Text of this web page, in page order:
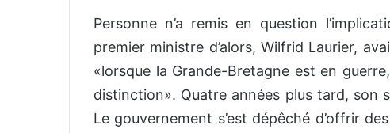
Personne n’a remis en question
premier ministre d’alors, Wilfrid Laurier,
«lorsque la Grande-Bretagne est en
distinction». Quatre années plus tard, son
Le gouvernement s’est dépêché d’offrir